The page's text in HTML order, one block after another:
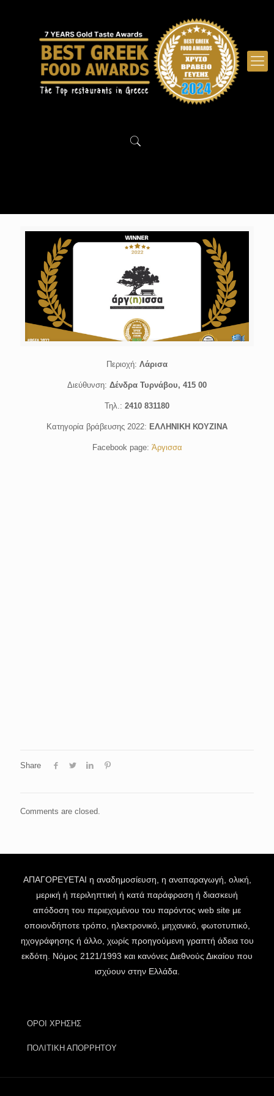
Περιοχή: Λάρισα
Διεύθυνση: Δένδρα Τυρνάβου, 415 00
Τηλ.: 2410 831180
Κατηγορία βράβευσης 2022: ΕΛΛΗΝΙΚΗ ΚΟΥΖΙΝΑ
Facebook page: Άργισσα
Share
Comments are closed.
ΑΠΑΓΟΡΕΥΕΤΑΙ η αναδημοσίευση, η αναπαραγωγή, ολική,
μερική ή περιληπτική ή κατά παράφραση ή διασκευή
απόδοση του περιεχομένου του παρόντος web site με
οποιονδήποτε τρόπο, ηλεκτρονικό, μηχανικό, φωτοτυπικό,
ηχογράφησης ή άλλο, χωρίς προηγούμενη γραπτή άδεια του
εκδότη. Νόμος 2121/1993 και κανόνες Διεθνούς Δικαίου που
ισχύουν στην Ελλάδα.
ΟΡΟΙ ΧΡΗΣΗΣ
ΠΟΛΙΤΙΚΗ ΑΠΟΡΡΗΤΟΥ